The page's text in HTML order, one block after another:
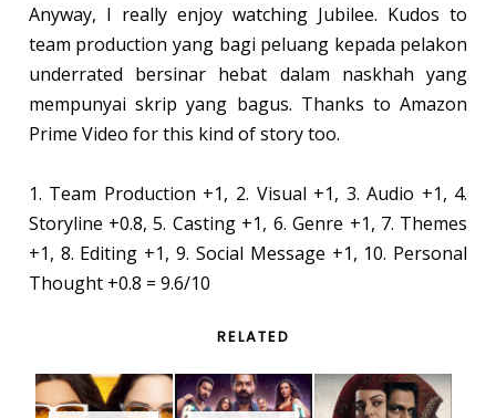
Anyway, I really enjoy watching Jubilee. Kudos to
team production yang bagi peluang kepada pelakon
underrated bersinar hebat dalam naskhah yang
mempunyai skrip yang bagus. Thanks to Amazon
Prime Video for this kind of story too.
1. Team Production +1, 2. Visual +1, 3. Audio +1, 4.
Storyline +0.8, 5. Casting +1, 6. Genre +1, 7. Themes
+1, 8. Editing +1, 9. Social Message +1, 10. Personal
Thought +0.8 = 9.6/10
RELATED